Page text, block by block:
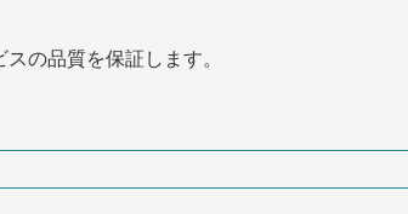
の品質を保証します。